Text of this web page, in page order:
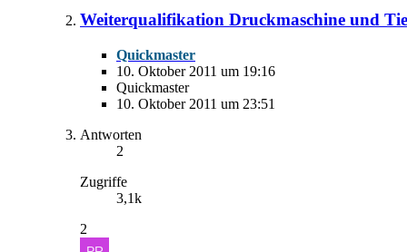
Weiterqualifikation Druckmaschine und
Quickmaster
10. Oktober 2011 um 19:16
Quickmaster
10. Oktober 2011 um 23:51
Antworten
2
Zugriffe
3,1k
2